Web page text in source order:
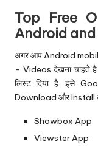
Top Free
Android and
अगर आप Android
– Videos देखना चाहते
लिस्ट दिया है. इसे
Download और Install
Showbox App
Viewster App